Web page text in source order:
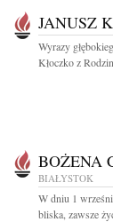
JANUSZ
Wyrazy
Kłoczko z
BOŻENA
BIAŁYSTOK
W dniu 1
bliska, zawsze